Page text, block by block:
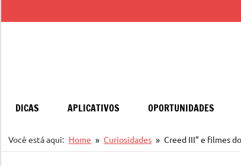
para
DICAS APLICATIVOS OPORTUNIDADES
Você está aqui: Home Curiosidades Creed III” e filmes